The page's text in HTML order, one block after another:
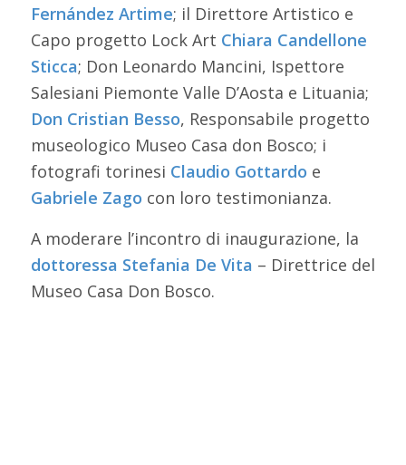
Fernández Artime; il Direttore Artistico e
Capo progetto Lock Art Chiara Candellone
Sticca; Don Leonardo Mancini, Ispettore
Salesiani Piemonte Valle D’Aosta e Lituania;
Don Cristian Besso, Responsabile progetto
museologico Museo Casa don Bosco; i
fotografi torinesi Claudio Gottardo e
Gabriele Zago con loro testimonianza.
A moderare l’incontro di inaugurazione, la
dottoressa Stefania De Vita – Direttrice del
Museo Casa Don Bosco.